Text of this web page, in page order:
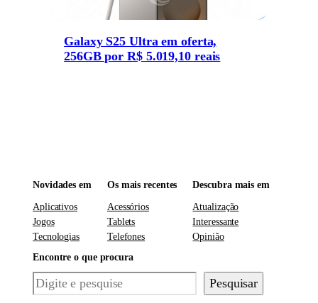
Galaxy S25 Ultra em oferta,
256GB por R$ 5.019,10 reais
Novidades em
Aplicativos
Jogos
Tecnologias
Os mais recentes
Acessórios
Tablets
Telefones
Descubra mais em
Atualização
Interessante
Opinião
Encontre o que procura
Pesquisar Pesquisar